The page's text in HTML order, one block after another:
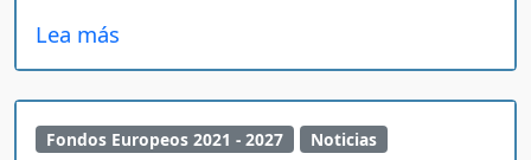
Lea más
Fondos Europeos 2021 - 2027 Noticias